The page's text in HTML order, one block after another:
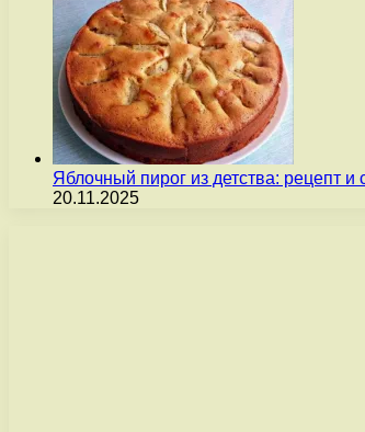
Яблочный пирог из детства: рецепт и
20.11.2025